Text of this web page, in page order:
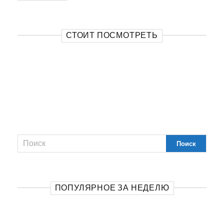
СТОИТ ПОСМОТРЕТЬ
ПОПУЛЯРНОЕ ЗА НЕДЕЛЮ